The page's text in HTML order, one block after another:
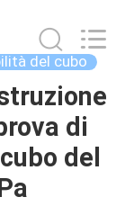
del cubo
di
del